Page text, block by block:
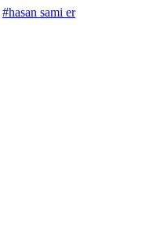
#hasan sami er